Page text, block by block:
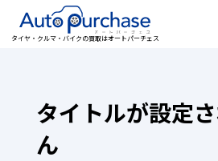
タイヤ・クルマ・バイクの買取はオートパーチェス
タイトルが設定
ん